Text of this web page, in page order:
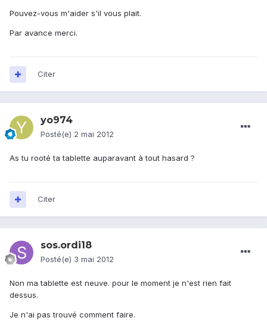
Pouvez-vous m'aider s'il vous plait.
Par avance merci.
Citer
yo974
Posté(e) 2 mai 2012
As tu rooté ta tablette auparavant à tout hasard ?
Citer
sos.ordi18
Posté(e) 3 mai 2012
Non ma tablette est neuve. pour le moment je n'est rien fait
dessus.
Je n'ai pas trouvé comment faire.